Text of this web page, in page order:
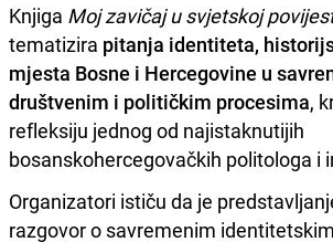
Knjiga Moj zavičaj u svjetskoj
tematizira pitanja identiteta,
mjesta Bosne i Hercegovine u
društvenim i političkim procesima,
refleksiju jednog od najistaknutijih
bosanskohercegovačkih politologa i
Organizatori ističu da je
razgovor o savremenim